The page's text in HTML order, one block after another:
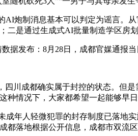
AI炮制消息基本可以判定为谣言。
二是通过生成式AI批量制造学区房
据发布：8月28日，成都官媒通报
四川成都确实属于封控的状态。但
种情况下，大家都希望一起能够早
成年人轻微犯罪的封存制度已落地
都落地根据公开信息，成都市双流